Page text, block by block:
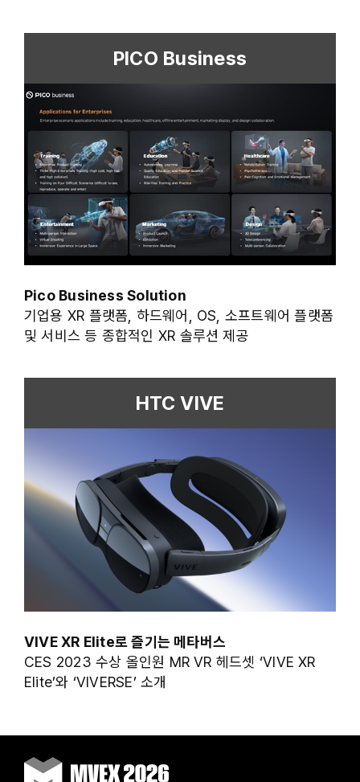
PICO Business
Pico Business Solution
기업용 XR 플랫폼, 하드웨어, OS, 소프트웨어 플랫폼
및 서비스 등 종합적인 XR 솔루션 제공
HTC VIVE
VIVE XR Elite로 즐기는 메타버스
CES 2023 수상 올인원 MR VR 헤드셋 ‘VIVE XR
Elite’와 ‘VIVERSE’ 소개